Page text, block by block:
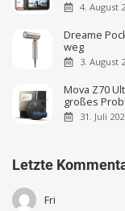
4. August
Dreame
weg
3. August
Mova Z70
großes
31. Juli
Letzte
Fri